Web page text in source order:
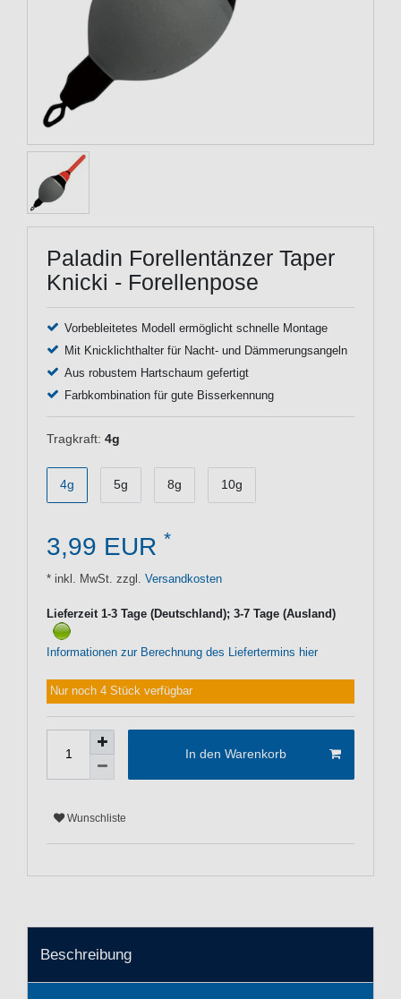
Paladin Forellentänzer Taper
Knicki - Forellenpose
Vorbebleitetes Modell ermöglicht schnelle Montage
Mit Knicklichthalter für Nacht- und Dämmerungsangeln
Aus robustem Hartschaum gefertigt
Farbkombination für gute Bisserkennung
Tragkraft: 4g
4g 5g 8g 10g
3,99 EUR *
* inkl. MwSt. zzgl. Versandkosten
Lieferzeit 1-3 Tage (Deutschland); 3-7 Tage (Ausland)
Informationen zur Berechnung des Liefertermins hier
Nur noch 4 Stück verfügbar
In den Warenkorb
Wunschliste
Beschreibung